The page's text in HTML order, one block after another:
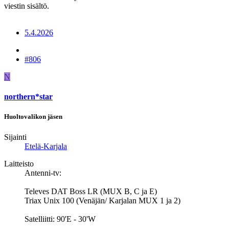
viestin sisältö.
5.4.2026
#806
N
northern*star
Huoltovalikon jäsen
Sijainti
Etelä-Karjala
Laitteisto
Antenni-tv:
Televes DAT Boss LR (MUX B, C ja E)
Triax Unix 100 (Venäjän/ Karjalan MUX 1 ja 2)
Satelliitti: 90'E - 30'W